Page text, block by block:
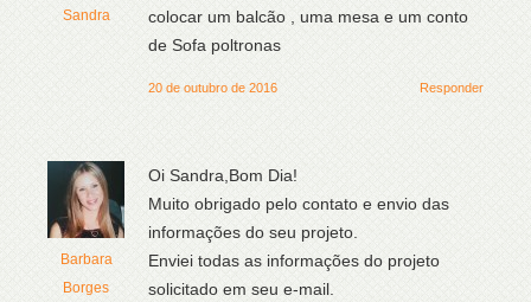
Sandra
colocar um balcão , uma mesa e um conto
de Sofa poltronas
Responder
20 de outubro de 2016
Barbara
Borges
Oi Sandra,Bom Dia!
Muito obrigado pelo contato e envio das
informações do seu projeto.
Enviei todas as informações do projeto
solicitado em seu e-mail.